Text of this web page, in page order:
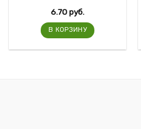
6.70руб.
В КОРЗИНУ